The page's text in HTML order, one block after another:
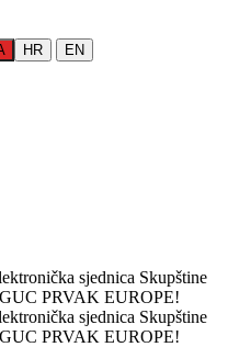
HR EN
sjednica Skupštine
PRVAK EUROPE!
sjednica Skupštine
PRVAK EUROPE!